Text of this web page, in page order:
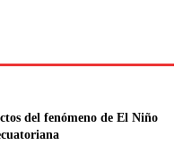
del fenómeno de El Niño